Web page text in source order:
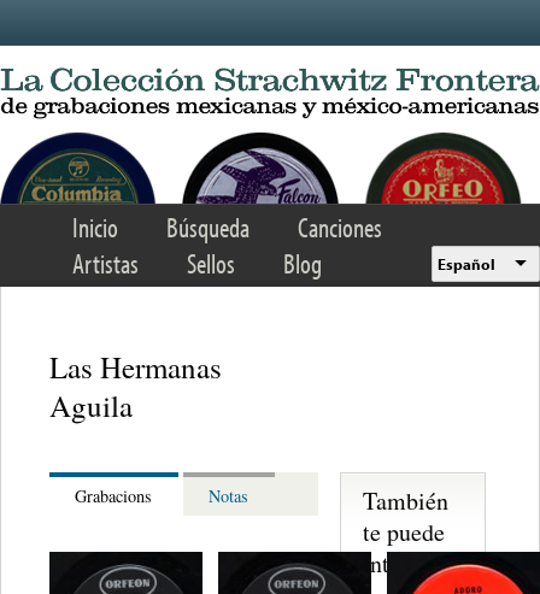
Inicio Búsqueda
Canciones
Artistas
Sellos Blog Español
Las Hermanas
Aguila
Grabacions Notas
También
te puede
interesar...